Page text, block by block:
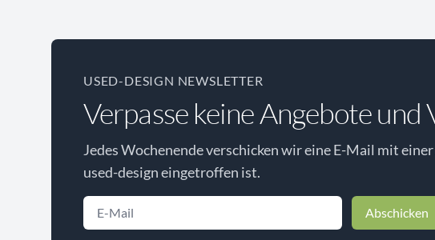
USED-DESIGN NEWSLETTER
Verpasse keine Angebote
Jedes Wochenende verschicken wir eine E-Mail mit
used-design eingetroffen ist.
Abschicken